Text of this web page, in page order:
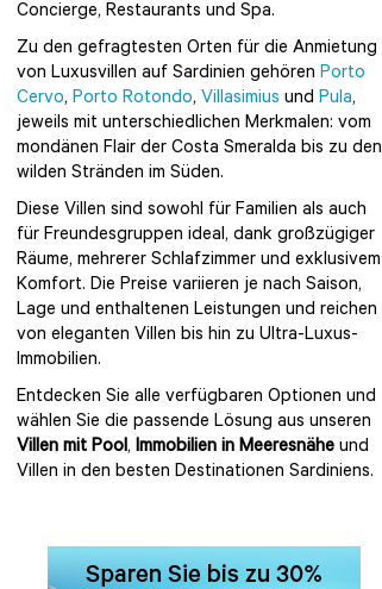
Concierge, Restaurants und Spa.
Zu den gefragtesten Orten für die Anmietung
von Luxusvillen auf Sardinien gehören Porto
Cervo, Porto Rotondo, Villasimius und Pula,
jeweils mit unterschiedlichen Merkmalen: vom
mondänen Flair der Costa Smeralda bis zu den
wilden Stränden im Süden.
Diese Villen sind sowohl für Familien als auch
für Freundesgruppen ideal, dank großzügiger
Räume, mehrerer Schlafzimmer und exklusivem
Komfort. Die Preise variieren je nach Saison,
Lage und enthaltenen Leistungen und reichen
von eleganten Villen bis hin zu Ultra-Luxus-
Immobilien.
Entdecken Sie alle verfügbaren Optionen und
wählen Sie die passende Lösung aus unseren
Villen mit Pool, Immobilien in Meeresnähe und
Villen in den besten Destinationen Sardiniens.